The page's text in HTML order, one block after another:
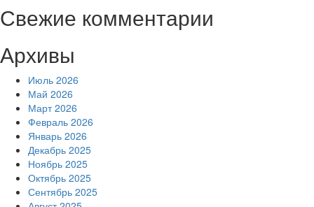
Свежие комментарии
Архивы
Июль 2026
Май 2026
Март 2026
Февраль 2026
Январь 2026
Декабрь 2025
Ноябрь 2025
Октябрь 2025
Сентябрь 2025